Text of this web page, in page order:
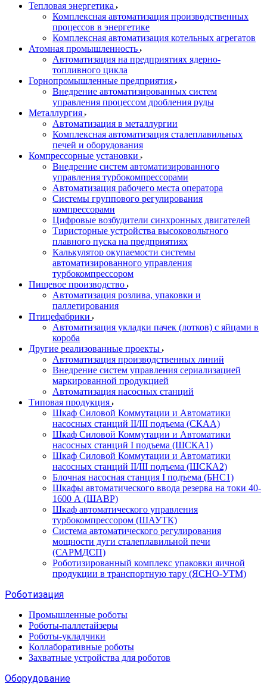
Тепловая энергетика
Комплексная автоматизация производственных
процессов в энергетике
Комплексная автоматизация котельных агрегатов
Атомная промышленность
Автоматизация на предприятиях ядерно-
топливного цикла
Горнопромышленные предприятия
Внедрение автоматизированных систем
управления процессом дробления руды
Металлургия
Автоматизация в металлургии
Комплексная автоматизация сталеплавильных
печей и оборудования
Компрессорные установки
Внедрение систем автоматизированного
управления турбокомпрессорами
Автоматизация рабочего места оператора
Системы группового регулирования
компрессорами
Цифровые возбудители синхронных двигателей
Тиристорные устройства высоковольтного
плавного пуска на предприятиях
Калькулятор окупаемости системы
автоматизированного управления
турбокомпрессором
Пищевое производство
Автоматизация розлива, упаковки и
паллетирования
Птицефабрики
Автоматизация укладки пачек (лотков) с яйцами в
короба
Другие реализованные проекты
Автоматизация производственных линий
Внедрение систем управления сериализацией
маркированной продукцией
Автоматизация насосных станций
Типовая продукция
Шкаф Силовой Коммутации и Автоматики
насосных станций II/III подъема (СКАА)
Шкаф Силовой Коммутации и Автоматики
насосных станций I подъема (ШСКА1)
Шкаф Силовой Коммутации и Автоматики
насосных станций II/III подъема (ШСКА2)
Блочная насосная станция I подъема (БНС1)
Шкафы автоматического ввода резерва на токи 40-
1600 А (ШАВР)
Шкаф автоматического управления
турбокомпрессором (ШАУТК)
Система автоматического регулирования
мощности дуги сталеплавильной печи
(САРМДСП)
Роботизированный комплекс упаковки яичной
продукции в транспортную тару (ЯСНО-УТМ)
Роботизация
Промышленные роботы
Роботы-паллетайзеры
Роботы-укладчики
Коллаборативные роботы
Захватные устройства для роботов
Оборудование